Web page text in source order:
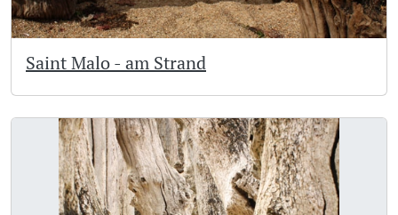
Saint Malo - am Strand